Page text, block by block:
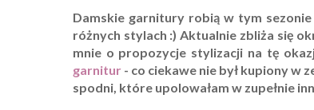
Damskie garnitury robią w tym
różnych stylach :) Aktualnie zbliża się
mnie o propozycje stylizacji na tę
garnitur - co ciekawe nie był kupiony w
spodni, które upolowałam w zupełnie